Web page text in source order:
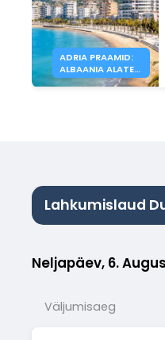
ADRIA PRAAMID:
ALBAANIA ALATES
39,90 €
Lahkumislaud
Neljapäev, 6.
Väljumisaeg